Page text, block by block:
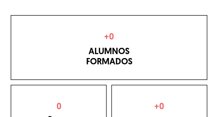
+0
ALUMNOS
FORMADOS
0 +0